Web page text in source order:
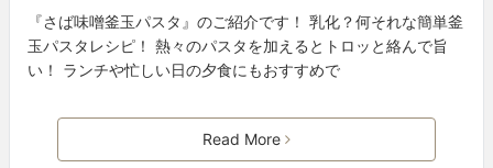
『さば味噌釜玉パスタ』のご紹介です！ 乳化？何それな簡単釜
玉パスタレシピ！ 熱々のパスタを加えるとトロッと絡んで旨
い！ ランチや忙しい日の夕食にもおすすめで
Read More